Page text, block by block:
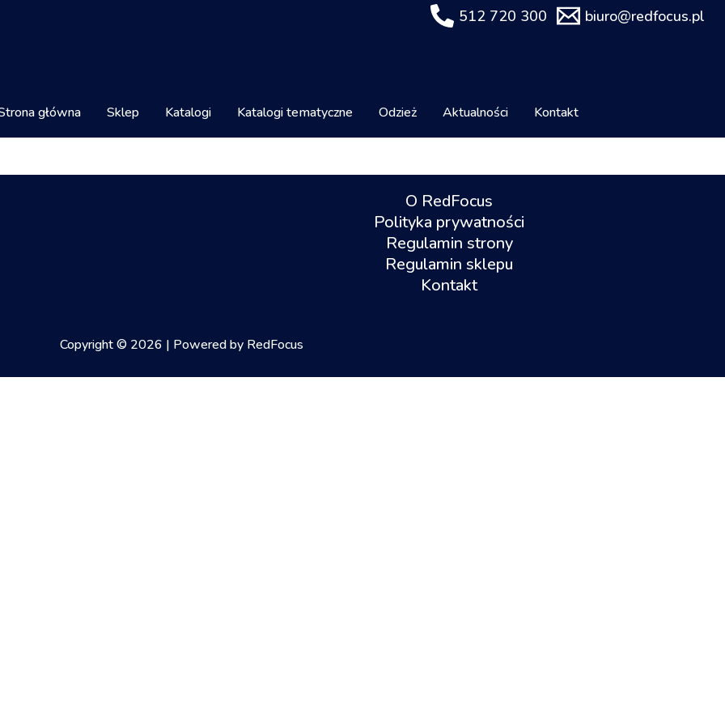
512 720 300 biuro@redfocus.pl
główna Sklep Katalogi Katalogi tematyczne Odzież Aktualności Kontakt
O RedFocus
Polityka prywatności
Regulamin strony
Regulamin sklepu
Kontakt
Copyright © 2026 | Powered by RedFocus